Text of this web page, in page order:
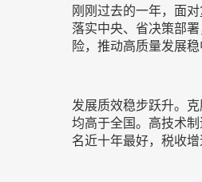
刚刚过去的一年，面
落实中央、省决策部
险，推动高质量发展
发展质效稳步跃升。
均高于全国。高技术
名近十年最好，税收